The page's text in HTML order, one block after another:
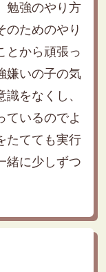
勉強のやり方
のためのやり
とから頑張っ
嫌いの子の気
をなくし、
ているのでよ
たてても実行
緒に少しずつ